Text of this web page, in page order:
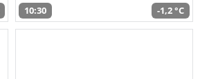
10:30 -1,2 °C